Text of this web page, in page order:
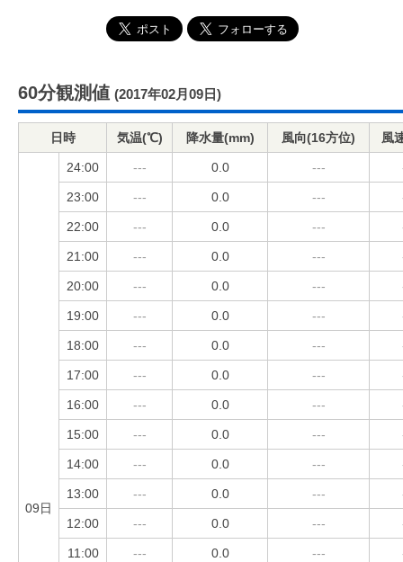
60分観測値 (2017年02月09日)
日時 気温(℃) 降水量(mm) 風向(16方位) 風
09日
24:00 --- 0.0 ---
23:00 --- 0.0 ---
22:00 --- 0.0 ---
21:00 --- 0.0 ---
20:00 --- 0.0 ---
19:00 --- 0.0 ---
18:00 --- 0.0 ---
17:00 --- 0.0 ---
16:00 --- 0.0 ---
15:00 --- 0.0 ---
14:00 --- 0.0 ---
13:00 --- 0.0 ---
12:00 --- 0.0 ---
11:00 --- 0.0 ---